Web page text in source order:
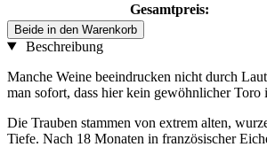
Gesamtpreis:
Beide in den Warenkorb
Beschreibung
Manche Weine beeindrucken nicht durch
man sofort, dass hier kein gewöhnlicher
Die Trauben stammen von extrem alten,
Tiefe. Nach 18 Monaten in französischer